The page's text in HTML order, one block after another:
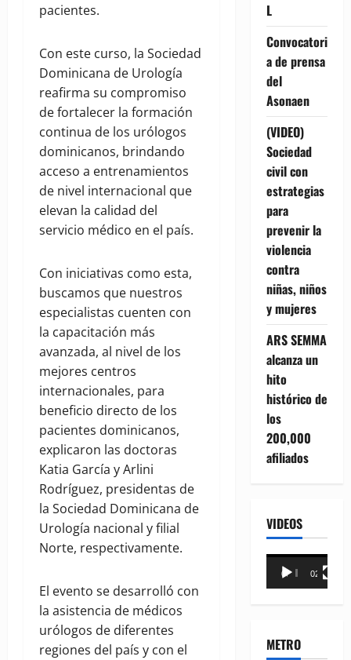
pacientes.
Con este curso, la Sociedad
Dominicana de Urología
reafirma su compromiso
de fortalecer la formación
continua de los urólogos
dominicanos, brindando
acceso a entrenamientos
de nivel internacional que
elevan la calidad del
servicio médico en el país.
Con iniciativas como esta,
buscamos que nuestros
especialistas cuenten con
la capacitación más
avanzada, al nivel de los
mejores centros
internacionales, para
beneficio directo de los
pacientes dominicanos,
explicaron las doctoras
Katia García y Arlini
Rodríguez, presidentas de
la Sociedad Dominicana de
Urología nacional y filial
Norte, respectivamente.
El evento se desarrolló con
la asistencia de médicos
urólogos de diferentes
regiones del país y con el
L
Convocatori
a de prensa
del
Asonaen
(VIDEO)
Sociedad
civil con
estrategias
para
prevenir la
violencia
contra
niñas, niños
y mujeres
ARS SEMMA
alcanza un
hito
histórico de
los
200,000
afiliados
VIDEOS
Reproductor
00:00 02:18
METRO